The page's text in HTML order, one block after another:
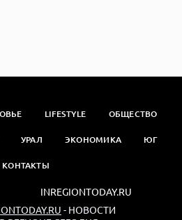
LIFESTYLE ОБЩЕСТВО
УРАЛ ЭКОНОМИКА ЮГ
КОНТАКТЫ
- НОВОСТИ